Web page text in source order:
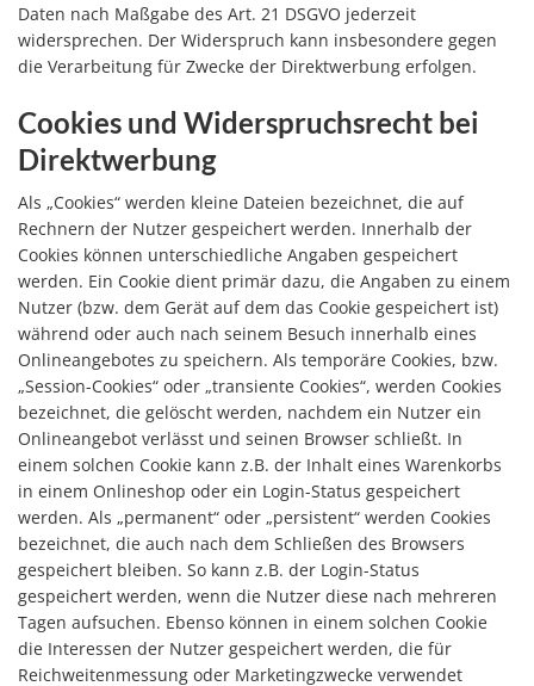
Daten nach Maßgabe des Art. 21 DSGVO jederzeit
widersprechen. Der Widerspruch kann insbesondere gegen
die Verarbeitung für Zwecke der Direktwerbung erfolgen.
Cookies und Widerspruchsrecht bei
Direktwerbung
Als „Cookies“ werden kleine Dateien bezeichnet, die auf
Rechnern der Nutzer gespeichert werden. Innerhalb der
Cookies können unterschiedliche Angaben gespeichert
werden. Ein Cookie dient primär dazu, die Angaben zu einem
Nutzer (bzw. dem Gerät auf dem das Cookie gespeichert ist)
während oder auch nach seinem Besuch innerhalb eines
Onlineangebotes zu speichern. Als temporäre Cookies, bzw.
„Session-Cookies“ oder „transiente Cookies“, werden Cookies
bezeichnet, die gelöscht werden, nachdem ein Nutzer ein
Onlineangebot verlässt und seinen Browser schließt. In
einem solchen Cookie kann z.B. der Inhalt eines Warenkorbs
in einem Onlineshop oder ein Login-Status gespeichert
werden. Als „permanent“ oder „persistent“ werden Cookies
bezeichnet, die auch nach dem Schließen des Browsers
gespeichert bleiben. So kann z.B. der Login-Status
gespeichert werden, wenn die Nutzer diese nach mehreren
Tagen aufsuchen. Ebenso können in einem solchen Cookie
die Interessen der Nutzer gespeichert werden, die für
Reichweitenmessung oder Marketingzwecke verwendet